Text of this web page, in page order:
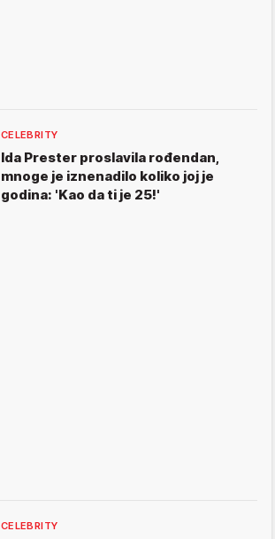
CELEBRITY
Ida Prester proslavila rođendan,
mnoge je iznenadilo koliko joj je
godina: 'Kao da ti je 25!'
CELEBRITY